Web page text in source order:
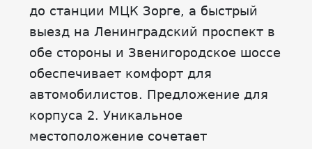
до станции МЦК Зорге, а быстрый
выезд на Ленинградский проспект в
обе стороны и Звенигородское шоссе
обеспечивает комфорт для
автомобилистов. Предложение для
корпуса 2. Уникальное
местоположение сочетает